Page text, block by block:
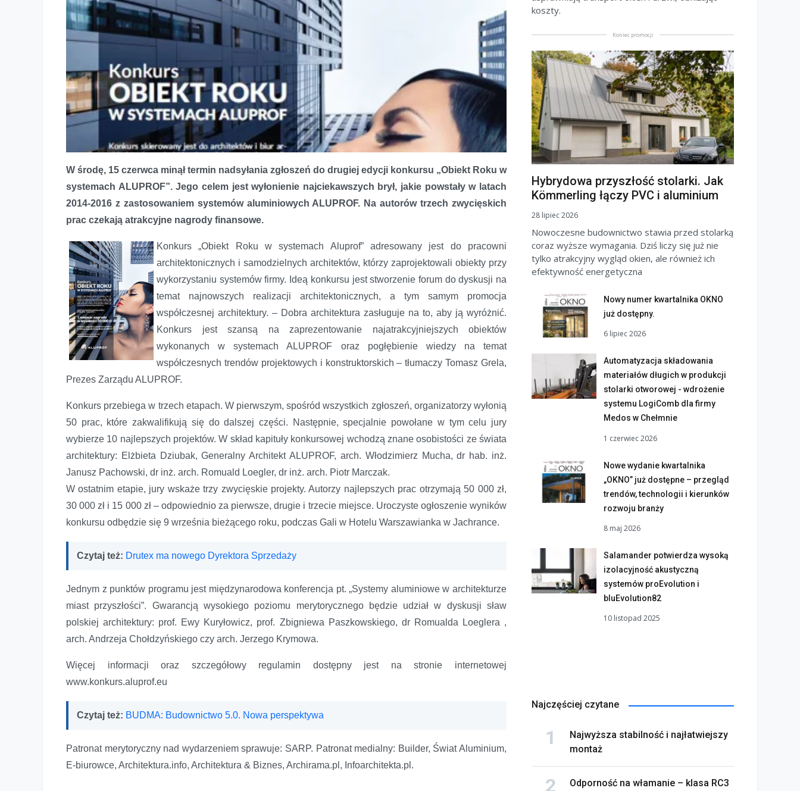
Koniec pierwszego etapu konkursu architektonicznego „Obiekt Roku w systemach ALUPROF”
W środę, 15 czerwca minął termin nadsyłania zgłoszeń do drugiej edycji konkursu „Obiekt Roku w
systemach ALUPROF”. Jego celem jest wyłonienie najciekawszych brył, jakie powstały w latach
2014-2016 z zastosowaniem systemów aluminiowych ALUPROF. Na autorów trzech zwycięskich
prac czekają atrakcyjne nagrody finansowe.
Konkurs „Obiekt Roku w systemach Aluprof” adresowany jest do pracowni
architektonicznych i samodzielnych architektów, którzy zaprojektowali obiekty przy
wykorzystaniu systemów firmy. Ideą konkursu jest stworzenie forum do dyskusji na
temat najnowszych realizacji architektonicznych, a tym samym promocja
współczesnej architektury. – Dobra architektura zasługuje na to, aby ją wyróżnić.
Konkurs jest szansą na zaprezentowanie najatrakcyjniejszych obiektów
wykonanych w systemach ALUPROF oraz pogłębienie wiedzy na temat
współczesnych trendów projektowych i konstruktorskich – tłumaczy Tomasz Grela,
Prezes Zarządu ALUPROF.
Konkurs przebiega w trzech etapach. W pierwszym, spośród wszystkich zgłoszeń, organizatorzy wyłonią
50 prac, które zakwalifikują się do dalszej części. Następnie, specjalnie powołane w tym celu jury
wybierze 10 najlepszych projektów. W skład kapituły konkursowej wchodzą znane osobistości ze świata
architektury: Elżbieta Dziubak, Generalny Architekt ALUPROF, arch. Włodzimierz Mucha, dr hab. inż.
Janusz Pachowski, dr inż. arch. Romuald Loegler, dr inż. arch. Piotr Marczak.
W ostatnim etapie, jury wskaże trzy zwycięskie projekty. Autorzy najlepszych prac otrzymają 50 000 zł,
30 000 zł i 15 000 zł – odpowiednio za pierwsze, drugie i trzecie miejsce. Uroczyste ogłoszenie wyników
konkursu odbędzie się 9 września bieżącego roku, podczas Gali w Hotelu Warszawianka w Jachrance.
Czytaj też: Drutex ma nowego Dyrektora Sprzedaży
Jednym z punktów programu jest międzynarodowa konferencja pt. „Systemy aluminiowe w architekturze
miast przyszłości”. Gwarancją wysokiego poziomu merytorycznego będzie udział w dyskusji sław
polskiej architektury: prof. Ewy Kuryłowicz, prof. Zbigniewa Paszkowskiego, dr Romualda Loeglera ,
arch. Andrzeja Chołdzyńskiego czy arch. Jerzego Krymowa.
Więcej informacji oraz szczegółowy regulamin dostępny jest na stronie internetowej
www.konkurs.aluprof.eu
Czytaj też: BUDMA: Budownictwo 5.0. Nowa perspektywa
Patronat merytoryczny nad wydarzeniem sprawuje: SARP. Patronat medialny: Builder, Świat Aluminium,
E-biurowce, Architektura.info, Architektura & Biznes, Archirama.pl, Infoarchitekta.pl.
koszty.
Koniec promocji
Hybrydowa przyszłość stolarki. Jak
Kömmerling łączy PVC i aluminium
28 lipiec 2026
Nowoczesne budownictwo stawia przed stolarką
coraz wyższe wymagania. Dziś liczy się już nie
tylko atrakcyjny wygląd okien, ale również ich
efektywność energetyczna
Nowy numer kwartalnika OKNO
już dostępny.
6 lipiec 2026
Automatyzacja składowania
materiałów długich w produkcji
stolarki otworowej - wdrożenie
systemu LogiComb dla firmy
Medos w Chełmnie
1 czerwiec 2026
Nowe wydanie kwartalnika
„OKNO” już dostępne – przegląd
trendów, technologii i kierunków
rozwoju branży
8 maj 2026
Salamander potwierdza wysoką
izolacyjność akustyczną
systemów proEvolution i
bluEvolution82
10 listopad 2025
Najczęściej czytane
Najwyższa stabilność i najłatwiejszy
montaż
Odporność na włamanie – klasa RC3